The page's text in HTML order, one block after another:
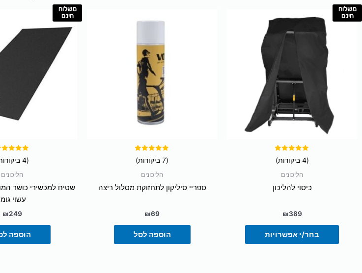
משלוח
חינם
5.00
(4 ביקורות)
הליכונים
כיסוי להליכון
₪389
בחר/י אפשרויות
סוגים.
לבחור
את
האפשרויות
בעמוד
5.00
(7 ביקורות)
הליכונים
ספריי סיליקון לתחזוקת מסלול ריצה
₪69
הוספה לסל
משלוח
חינם
5.00
(4 ביקורות)
הליכונים
שטיח למכשירי כושר
עשוי
₪249
הוספה